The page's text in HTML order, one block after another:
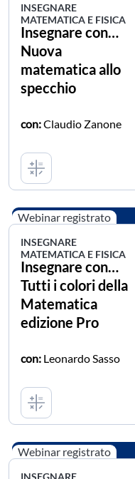
INSEGNARE
MATEMATICA E FISICA
Insegnare con…
Nuova
matematica allo
specchio
con:Claudio Zanone
Webinar registrato
INSEGNARE
MATEMATICA E FISICA
Insegnare con…
Tutti i colori della
Matematica
edizione Pro
con: Leonardo Sasso
Webinar registrato
INSEGNARE